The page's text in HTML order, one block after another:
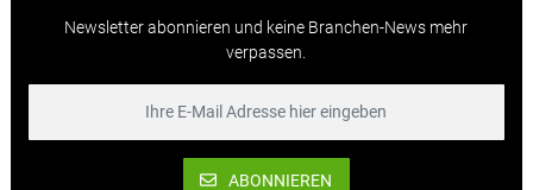
Newsletter abonnieren und keine Branchen-News mehr
verpassen.
ABONNIEREN